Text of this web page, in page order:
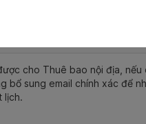
cho Thuê bao nội địa, nếu
bổ sung email chính xác để
lịch.